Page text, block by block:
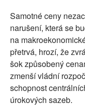
Samotné ceny
narušení, která se
na
přetrvá, hrozí, že
šok způsobený
zmenší vládní
schopnost
úrokových sazeb.